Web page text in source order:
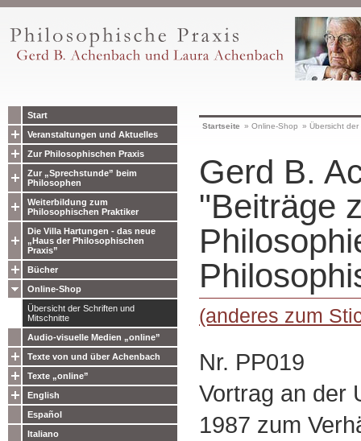
Start
Veranstaltungen und Aktuelles
Zur Philosophischen Praxis
Zur „Sprechstunde” beim
Philosophen
Weiterbildung zum
Philosophischen Praktiker
Die Villa Hartungen - das neue
„Haus der Philosophischen
Praxis”
Bücher
Online-Shop
Übersicht der Schriften und
Mitschnitte
Audio-visuelle Medien „online”
Texte von und über Achenbach
Texte „online”
English
Español
Italiano
Startseite » Online-Shop » Übersicht
Gerd B.
"Beiträge
(anderes zum
Nr. PP019
Vortrag an der
1987 zum